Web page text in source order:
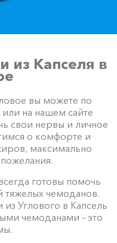
из Капселя в
вы можете по
или на нашем сайте
свои нервы и личное
о комфорте и
максимально
готовы помочь
тяжелых чемоданов.
Углового в Капсель
чемоданами – это